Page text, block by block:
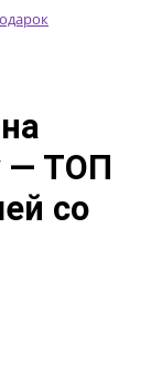
— ТОП
со